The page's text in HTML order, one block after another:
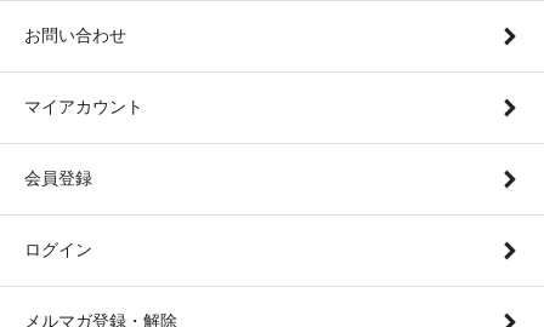
お問い合わせ
マイアカウント
会員登録
ログイン
メルマガ登録・解除